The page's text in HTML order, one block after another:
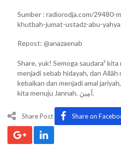
Sumber : radiorodja.com/29480-
khutbah-jumat-ustadz-abu-
Repost: @anazaenab
Share, yuk! Semoga saudara²
menjadi sebab hidayah, dan Allâh
kebaikan dan menjadi amal
kita menuju Jannah. آمِينَ.
Share Post Share on